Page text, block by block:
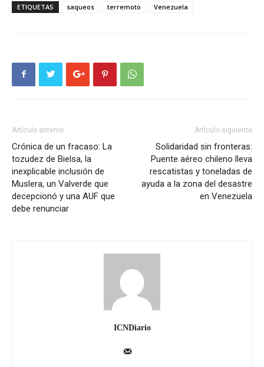
ETIQUETAS saqueos terremoto Venezuela
Artículo anterior
Crónica de un fracaso: La
tozudez de Bielsa, la
inexplicable inclusión de
Muslera, un Valverde que
decepcionó y una AUF que
debe renunciar
Artículo siguiente
Solidaridad sin fronteras:
Puente aéreo chileno lleva
rescatistas y toneladas de
ayuda a la zona del desastre
en Venezuela
ICNDiario